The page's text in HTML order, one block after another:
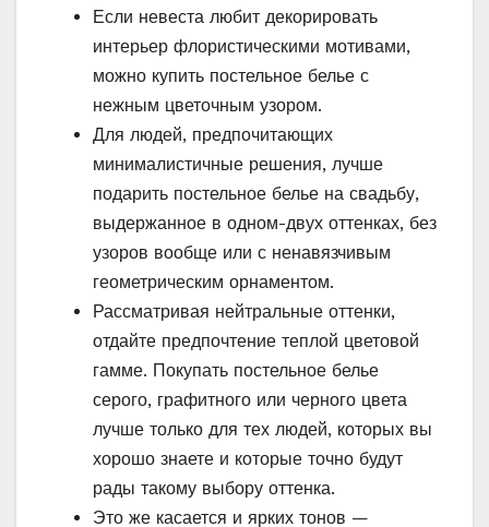
Если невеста любит декорировать
интерьер флористическими мотивами,
можно купить постельное белье с
нежным цветочным узором.
Для людей, предпочитающих
минималистичные решения, лучше
подарить постельное белье на свадьбу,
выдержанное в одном-двух оттенках, без
узоров вообще или с ненавязчивым
геометрическим орнаментом.
Рассматривая нейтральные оттенки,
отдайте предпочтение теплой цветовой
гамме. Покупать постельное белье
серого, графитного или черного цвета
лучше только для тех людей, которых вы
хорошо знаете и которые точно будут
рады такому выбору оттенка.
Это же касается и ярких тонов —